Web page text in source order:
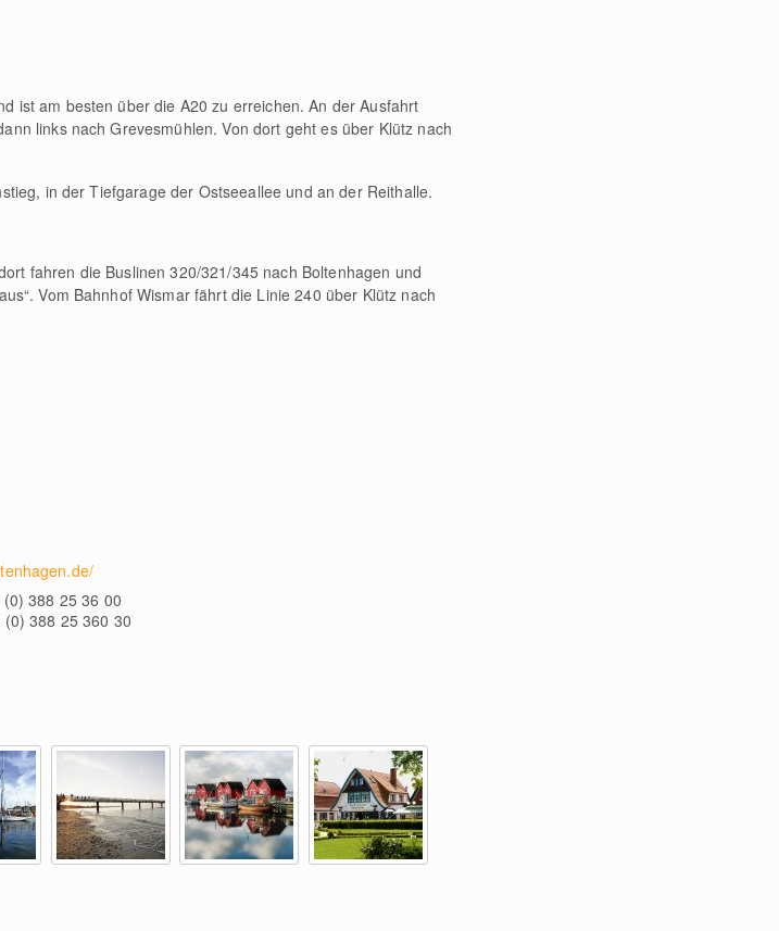
ist am besten über die A20 zu erreichen. An der Ausfahrt
links nach Grevesmühlen. Von dort geht es über Klütz nach
in der Tiefgarage der Ostseeallee und an der Reithalle.
fahren die Buslinen 320/321/345 nach Boltenhagen und
Vom Bahnhof Wismar fährt die Linie 240 über Klütz nach
(0) 388 25 36 00
(0) 388 25 360 30